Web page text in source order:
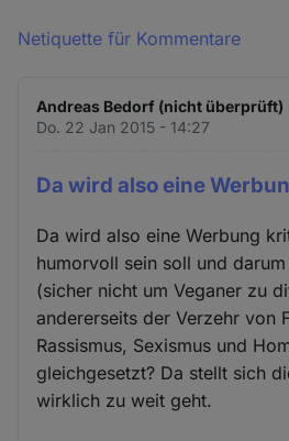
Netiquette für Kommentare
Andreas Bedorf (nicht überprüft)
Do. 22 Jan 2015 - 14:27
Da wird also eine
Da wird also eine Werbung
humorvoll sein soll und
(sicher nicht um Veganer zu
andererseits der Verzehr von
Rassismus, Sexismus und
gleichgesetzt? Da stellt sich
wirklich zu weit geht.